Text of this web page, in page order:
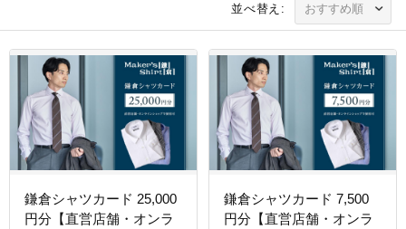
並べ替え:
鎌倉シャツカード 25,000
円分【直営店舗・オンラ
鎌倉シャツカード 7,500
円分【直営店舗・オンラ